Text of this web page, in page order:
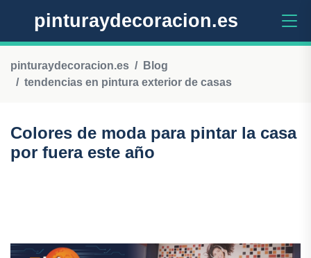
pinturaydecoracion.es
pinturaydecoracion.es
Blog
tendencias en pintura exterior de casas
Colores de moda para pintar la casa
por fuera este año